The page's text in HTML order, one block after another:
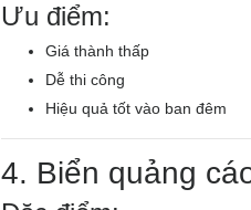
Ưu điểm:
Giá thành thấp
Dễ thi công
Hiệu quả tốt vào ban đêm
4. Biển quảng